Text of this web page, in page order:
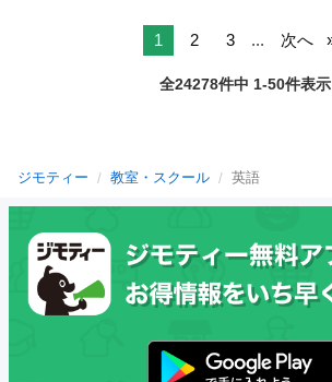
1 2 3 ... 次へ
全24278件中 1-50件表示
ジモティー 教室・スクール 英語